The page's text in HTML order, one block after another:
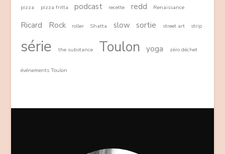
pizza pizza fritta podcast recette redd Renaissance
Ricard Rock roller Shatta slow sortie street art strip
série the substance Toulon yoga zéro déchet
événements Toulon